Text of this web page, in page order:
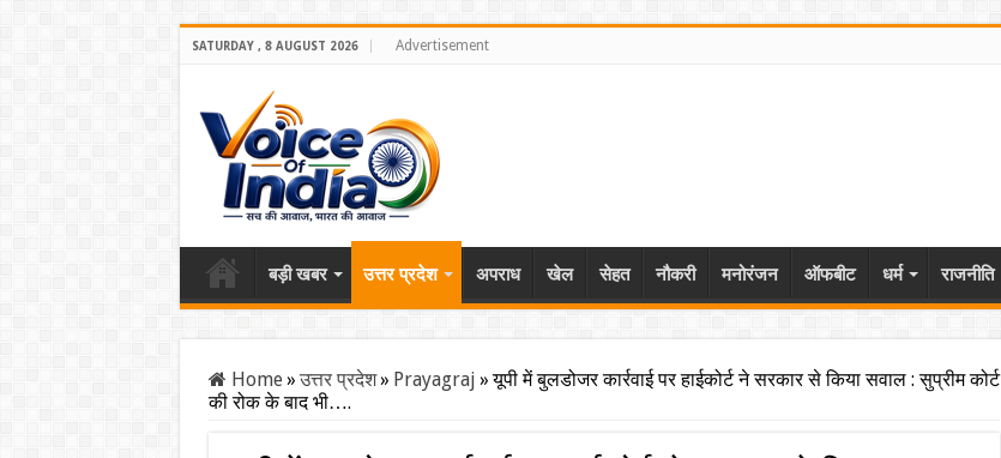
SATURDAY , 8 AUGUST 2026 Advertisement
बड़ी खबर उत्तर प्रदेश अपराध खेल सेहत नौकरी मनोरंजन ऑफबीट धर्म राजनीति
Home»उत्तर प्रदेश» Prayagraj »यूपी में बुलडोजर कार्रवाई पर हाईकोर्ट ने सरकार से किया सवाल : सुप्रीम कोर्ट
की रोक के बाद भी….